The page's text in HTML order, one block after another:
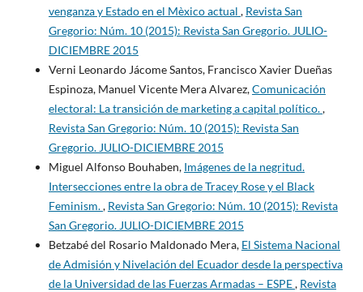
venganza y Estado en el Mèxico actual , Revista San
Gregorio: Núm. 10 (2015): Revista San Gregorio. JULIO-
DICIEMBRE 2015
Verni Leonardo Jácome Santos, Francisco Xavier Dueñas
Espinoza, Manuel Vicente Mera Alvarez,Comunicación
electoral: La transición de marketing a capital político.,
Revista San Gregorio: Núm. 10 (2015): Revista San
Gregorio. JULIO-DICIEMBRE 2015
Miguel Alfonso Bouhaben, Imágenes de la negritud.
Intersecciones entre la obra de Tracey Rose y el Black
Feminism., Revista San Gregorio: Núm. 10 (2015): Revista
San Gregorio. JULIO-DICIEMBRE 2015
Betzabé del Rosario Maldonado Mera, El Sistema Nacional
de Admisión y Nivelación del Ecuador desde la perspectiva
de la Universidad de las Fuerzas Armadas – ESPE, Revista